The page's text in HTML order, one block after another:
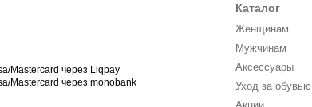
Каталог
Женщинам
Мужчинам
Аксессуары
Уход за обувью